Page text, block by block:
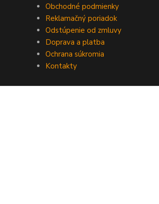
Obchodné podmienky
Reklamačný poriadok
Odstúpenie od zmluvy
Doprava a platba
Ochrana súkromia
Kontakty